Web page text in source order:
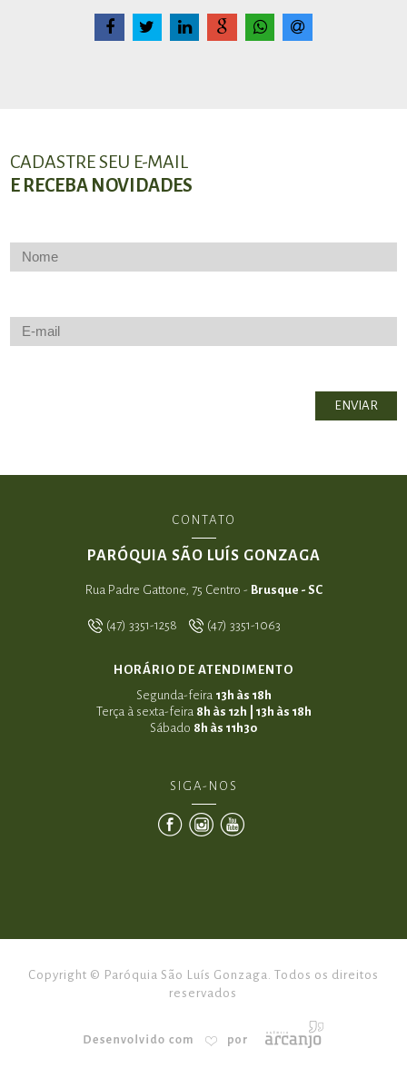
CADASTRE SEU E-MAIL
E RECEBA NOVIDADES
CONTATO
PARÓQUIA SÃO LUÍS GONZAGA
Rua Padre Gattone, 75 Centro - Brusque - SC
(47) 3351-1258 (47) 3351-1063
HORÁRIO DE ATENDIMENTO
Segunda-feira 13h às 18h
Terça à sexta-feira 8h às 12h | 13h às 18h
Sábado 8h às 11h30
SIGA-NOS
Copyright © Paróquia São Luís Gonzaga. Todos os direitos
reservados